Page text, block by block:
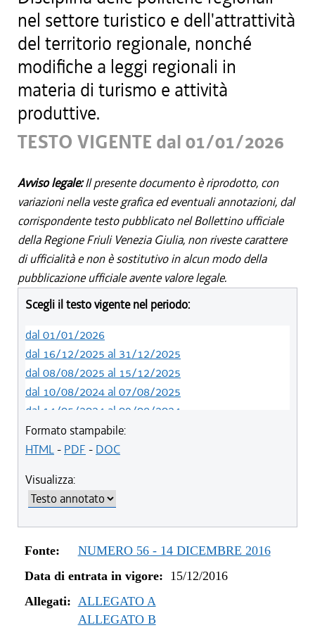
nel settore turistico e dell'attrattività
del territorio regionale, nonché
modifiche a leggi regionali in
materia di turismo e attività
produttive.
TESTO VIGENTE dal 01/01/2026
Avviso legale:Il presente documento è riprodotto, con
variazioni nella veste grafica ed eventuali annotazioni, dal
corrispondente testo pubblicato nel Bollettino ufficiale
della Regione Friuli Venezia Giulia, non riveste carattere
di ufficialità e non è sostitutivo in alcun modo della
pubblicazione ufficiale avente valore legale.
Scegli il testo vigente nel periodo:
dal 01/01/2026
dal 16/12/2025 al 31/12/2025
dal 08/08/2025 al 15/12/2025
dal 10/08/2024 al 07/08/2025
dal 14/05/2024 al 09/08/2024
dal 01/01/2024 al 13/05/2024
dal 31/10/2023 al 31/12/2023
dal 07/03/2023 al 11/08/2023
dal 01/01/2023 al 06/03/2023
dal 09/08/2022 al 31/12/2022
dal 01/01/2022 al 08/08/2022
dal 06/11/2021 al 09/12/2021
dal 27/10/2021 al 05/11/2021
dal 20/05/2021 al 26/10/2021
Formato stampabile:
HTML- PDF - DOC
Visualizza:
Fonte:
NUMERO 56 - 14 DICEMBRE 2016
Data di entrata in vigore: 15/12/2016
Allegati: ALLEGATO A
ALLEGATO B